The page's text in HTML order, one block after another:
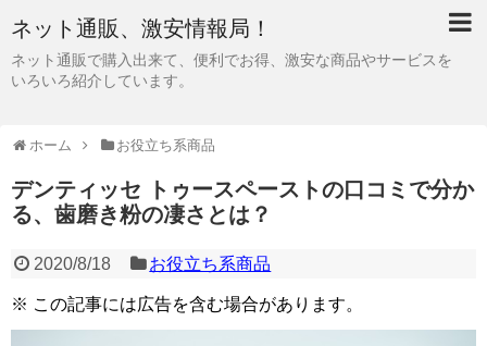
ネット通販、激安情報局！
ネット通販で購入出来て、便利でお得、激安な商品やサービスを
いろいろ紹介しています。
ホーム お役立ち系商品
デンティッセ トゥースペーストの口コミで分か
る、歯磨き粉の凄さとは？
2020/8/18 お役立ち系商品
※ この記事には広告を含む場合があります。